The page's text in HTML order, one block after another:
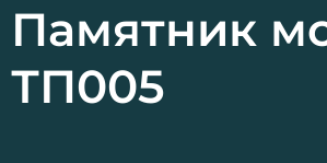
Памятник
ТП005